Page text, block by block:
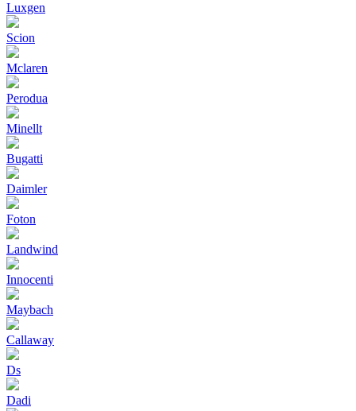
Luxgen
Scion
Mclaren
Perodua
Minellt
Bugatti
Daimler
Foton
Landwind
Innocenti
Maybach
Callaway
Ds
Dadi